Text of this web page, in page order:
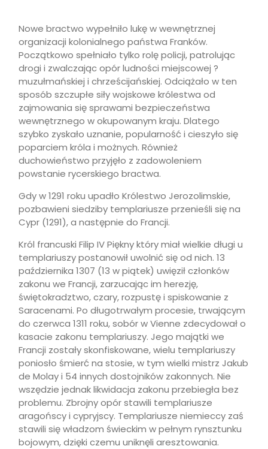
Nowe bractwo wypełniło lukę w wewnętrznej
organizacji kolonialnego państwa Franków.
Początkowo spełniało tylko rolę policji, patrolując
drogi i zwalczając opór ludności miejscowej ?
muzułmańskiej i chrześcijańskiej. Odciążało w ten
sposób szczupłe siły wojskowe królestwa od
zajmowania się sprawami bezpieczeństwa
wewnętrznego w okupowanym kraju. Dlatego
szybko zyskało uznanie, popularność i cieszyło się
poparciem króla i możnych. Również
duchowieństwo przyjęło z zadowoleniem
powstanie rycerskiego bractwa.
Gdy w 1291 roku upadło Królestwo Jerozolimskie,
pozbawieni siedziby templariusze przenieśli się na
Cypr (1291), a następnie do Francji.
Król francuski Filip IV Piękny który miał wielkie długi u
templariuszy postanowił uwolnić się od nich. 13
października 1307 (13 w piątek) uwięził członków
zakonu we Francji, zarzucając im herezję,
świętokradztwo, czary, rozpustę i spiskowanie z
Saracenami. Po długotrwałym procesie, trwającym
do czerwca 1311 roku, sobór w Vienne zdecydował o
kasacie zakonu templariuszy. Jego majątki we
Francji zostały skonfiskowane, wielu templariuszy
poniosło śmierć na stosie, w tym wielki mistrz Jakub
de Molay i 54 innych dostojników zakonnych. Nie
wszędzie jednak likwidacja zakonu przebiegła bez
problemu. Zbrojny opór stawili templariusze
aragońscy i cypryjscy. Templariusze niemieccy zaś
stawili się władzom świeckim w pełnym rynsztunku
bojowym, dzięki czemu uniknęli aresztowania.